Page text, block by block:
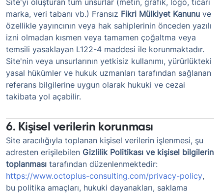
Site'yi oluşturan tüm unsurlar (metin, grafik, logo, ticari
marka, veri tabanı vb.) Fransız Fikri Mülkiyet Kanunu ve
özellikle yayıncının veya hak sahiplerinin önceden yazılı
izni olmadan kısmen veya tamamen çoğaltma veya
temsili yasaklayan L122-4 maddesi ile korunmaktadır.
Site'nin veya unsurlarının yetkisiz kullanımı, yürürlükteki
yasal hükümler ve hukuk uzmanları tarafından sağlanan
referans bilgilerine uygun olarak hukuki ve cezai
takibata yol açabilir.
6. Kişisel verilerin korunması
Site aracılığıyla toplanan kişisel verilerin işlenmesi, şu
adresten erişilebilen Gizlilik Politikası ve kişisel bilgilerin
toplanması tarafından düzenlenmektedir:
https://www.octoplus-consulting.com/privacy-policy,
bu politika amaçları, hukuki dayanakları, saklama